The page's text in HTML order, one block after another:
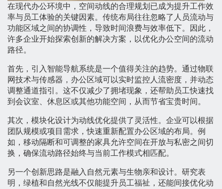
在现代办公环境中，空间动线的合理规划已成为提升工作效
率与员工体验的关键因素。传统布局往往忽略了人员流动与
功能区域之间的协调性，导致时间浪费与效率低下。因此，
许多企业开始探索创新的解决方案，以优化办公空间的流动
路径。
首先，引入智能导航系统是一个值得关注的趋势。通过物联
网技术与传感器，办公区域可以实时监控人流密度，并动态
调整通道指引。这不仅减少了拥堵现象，还帮助员工快速找
到会议室、休息区或其他功能空间，从而节省宝贵时间。
其次，模块化设计为动线优化提供了灵活性。企业可以根据
团队规模或项目需求，快速重新配置办公区域的布局。例
如，移动隔断和可调整的家具允许空间在开放与私密之间切
换，确保流动路径始终与当前工作模式相匹配。
另一个创新思路是融入自然元素与生物亲和设计。研究表
明，绿植和自然光线不仅能提升员工福祉，还能间接优化动